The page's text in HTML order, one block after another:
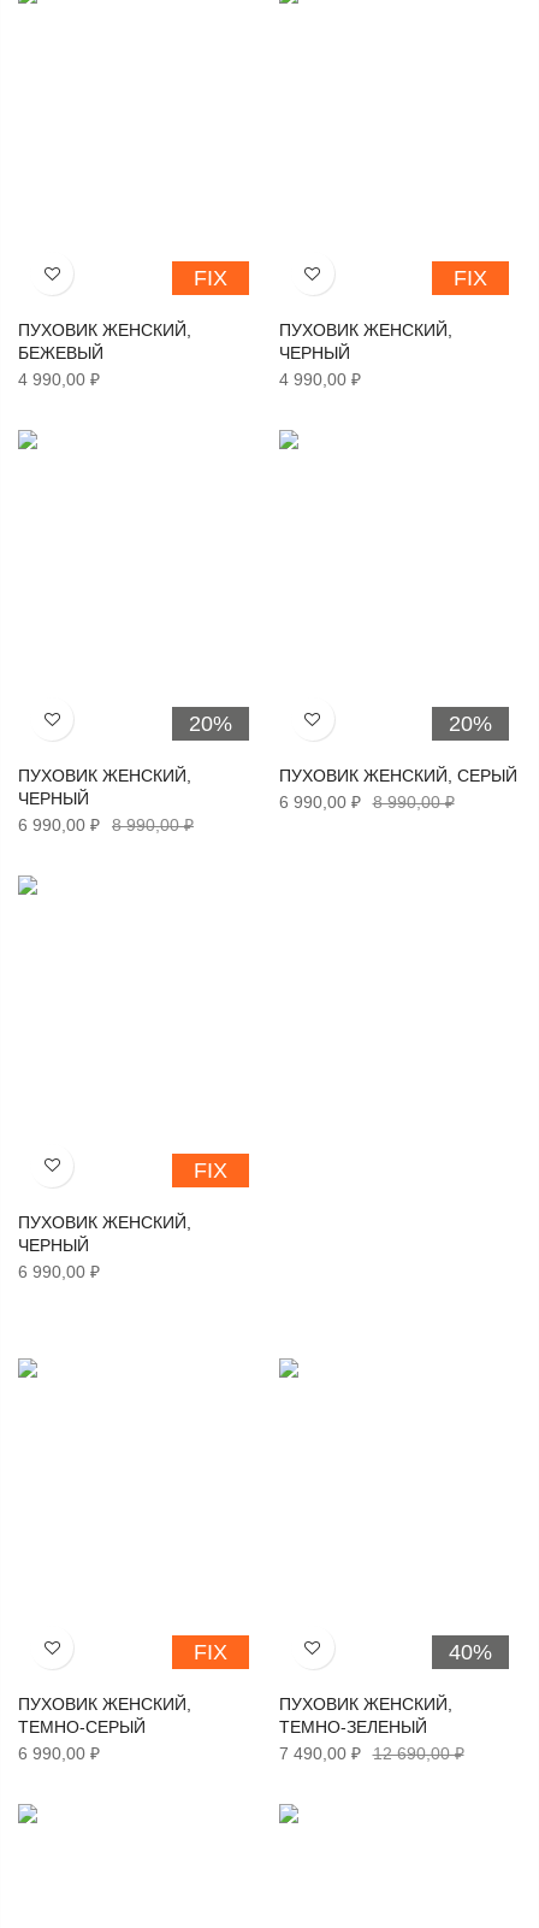
FIX
Хочу!
ПУХОВИК ЖЕНСКИЙ,
БЕЖЕВЫЙ
4 990,00 ₽
FIX
Хочу!
ПУХОВИК ЖЕНСКИЙ,
ЧЕРНЫЙ
4 990,00 ₽
20%
Хочу!
ПУХОВИК ЖЕНСКИЙ,
ЧЕРНЫЙ
6 990,00 ₽
8 990,00 ₽
20%
Хочу!
ПУХОВИК ЖЕНСКИЙ, СЕРЫЙ
6 990,00 ₽
8 990,00 ₽
FIX
Хочу!
ПУХОВИК ЖЕНСКИЙ,
ЧЕРНЫЙ
6 990,00 ₽
FIX
Хочу!
ПУХОВИК ЖЕНСКИЙ,
ТЕМНО-СЕРЫЙ
6 990,00 ₽
40%
Хочу!
ПУХОВИК ЖЕНСКИЙ,
ТЕМНО-ЗЕЛЕНЫЙ
7 490,00 ₽
12 690,00 ₽